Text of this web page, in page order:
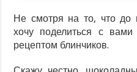
Не смотря на то, что
хочу поделиться с
рецептом блинчиков.